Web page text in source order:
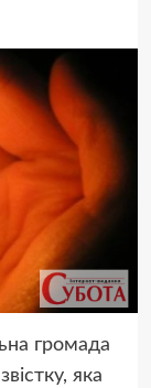
громада
яка